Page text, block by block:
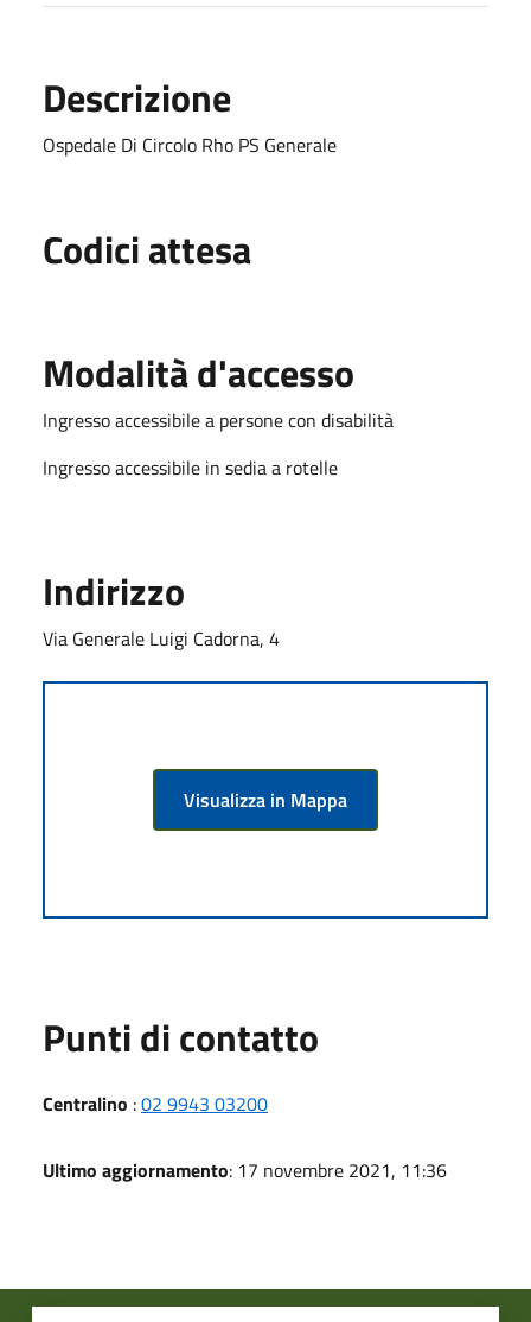
Descrizione
Ospedale Di Circolo Rho PS Generale
Codici attesa
Modalità d'accesso
Ingresso accessibile a persone con disabilità
Ingresso accessibile in sedia a rotelle
Indirizzo
Via Generale Luigi Cadorna, 4
Visualizza in Mappa
Punti di contatto
Centralino :02 9943 03200
Ultimo aggiornamento: 17 novembre 2021, 11:36